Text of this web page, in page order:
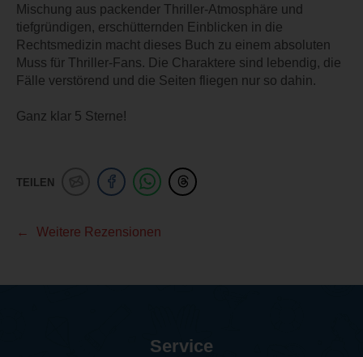
Mischung aus packender Thriller-Atmosphäre und
tiefgründigen, erschütternden Einblicken in die
Rechtsmedizin macht dieses Buch zu einem absoluten
Muss für Thriller-Fans. Die Charaktere sind lebendig, die
Fälle verstörend und die Seiten fliegen nur so dahin.
Ganz klar 5 Sterne!
TEILEN
Weitere Rezensionen
Service